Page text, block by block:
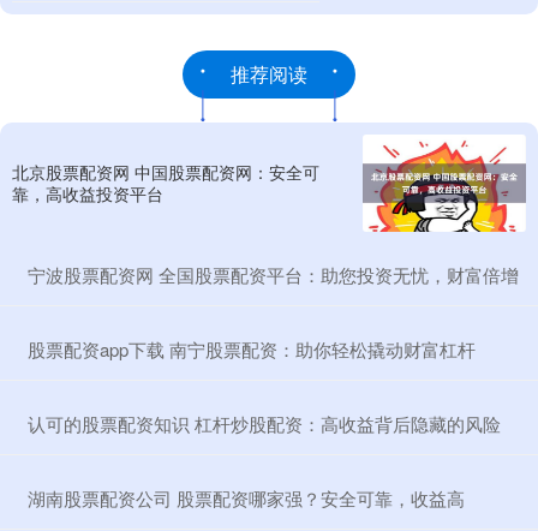
推荐阅读
北京股票配资网 中国股票配资网：安全可
靠，高收益投资平台
​宁波股票配资网 全国股票配资平台：助您投资无忧，财富倍增
​股票配资app下载 南宁股票配资：助你轻松撬动财富杠杆
​认可的股票配资知识 杠杆炒股配资：高收益背后隐藏的风险
​湖南股票配资公司 股票配资哪家强？安全可靠，收益高